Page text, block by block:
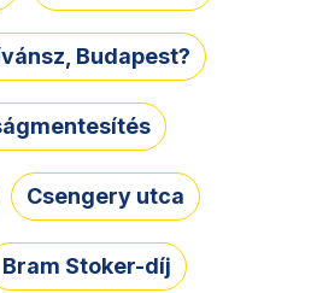
Budapest?
Csengery utca
Bram Stoker-díj